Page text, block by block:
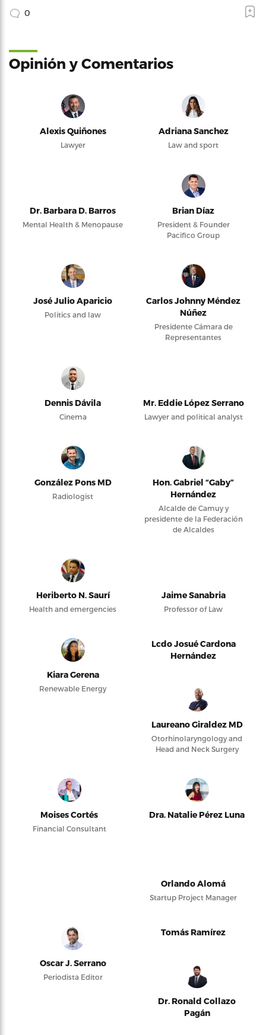
0
Opinión y Comentarios
Alexis Quiñones
Lawyer
Adriana Sanchez
Law and sport
Dr. Barbara D. Barros
Mental Health & Menopause
Brian Díaz
President & Founder
Pacifico Group
José Julio Aparicio
Politics and law
Carlos Johnny Méndez
Núñez
Presidente Cámara de
Representantes
Dennis Dávila
Cinema
Mr. Eddie López Serrano
Lawyer and political analyst
González Pons MD
Radiologist
Hon. Gabriel “Gaby”
Hernández
Alcalde de Camuy y
presidente de la Federación
de Alcaldes
Heriberto N. Saurí
Health and emergencies
Jaime Sanabria
Professor of Law
Kiara Gerena
Renewable Energy
Lcdo Josué Cardona
Hernández
Laureano Giraldez MD
Otorhinolaryngology and
Head and Neck Surgery
Moises Cortés
Financial Consultant
Dra. Natalie Pérez Luna
Orlando Alomá
Startup Project Manager
Oscar J. Serrano
Periodista Editor
Tomás Ramírez
Dr. Ronald Collazo
Pagán